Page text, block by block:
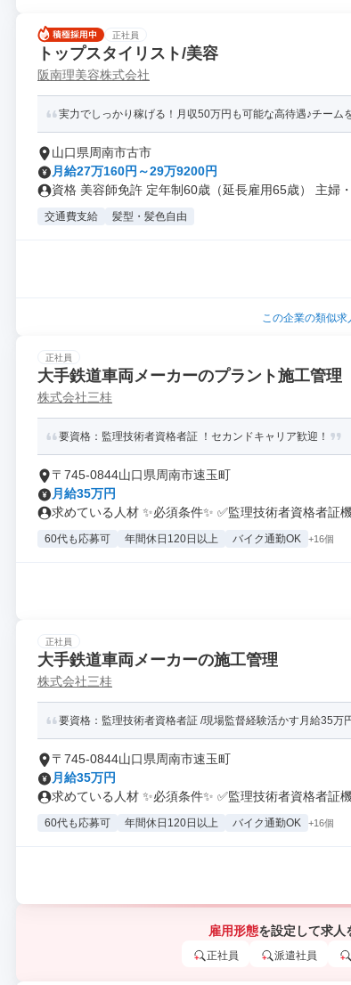
正社員
トップスタイリスト/美容
阪南理美容株式会社
実力でしっかり稼げる！月収50万円も可能な高待遇♪チーム
山口県周南市古市
月給27万160円～29万9200円
資格 美容師免許 定年制60歳（延長雇用65歳） 主婦
交通費支給 髪型・髪色自由
この企業の類似求
正社員
大手鉄道車両メーカーのプラント施工管理
株式会社三桂
要資格：監理技術者資格者証 ！セカンドキャリア歓迎！
〒745-0844山口県周南市速玉町
月給35万円
求めている人材 ✨必須条件✨ ✅監理技術者資格者証
60代も応募可 年間休日120日以上 バイク通勤OK +16個
正社員
大手鉄道車両メーカーの施工管理
株式会社三桂
要資格：監理技術者資格者証 /現場監督経験活かす月給35万
〒745-0844山口県周南市速玉町
月給35万円
求めている人材 ✨必須条件✨ ✅監理技術者資格者証
60代も応募可 年間休日120日以上 バイク通勤OK +16個
雇用形態を設定して求人
正社員 派遣社員